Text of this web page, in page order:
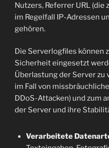
Nutzers, Referrer URL (die
im Regelfall IP-Adressen
gehören.
Die Serverlogfiles können
Sicherheit eingesetzt
Überlastung der Server
im Fall von
DDoS-Attacken) und zum
der Server und ihre
Verarbeitete